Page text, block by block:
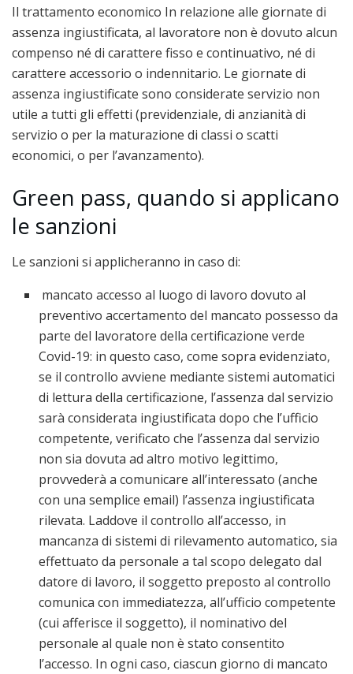
Il trattamento economico In relazione alle giornate di
assenza ingiustificata, al lavoratore non è dovuto alcun
compenso né di carattere fisso e continuativo, né di
carattere accessorio o indennitario. Le giornate di
assenza ingiustificate sono considerate servizio non
utile a tutti gli effetti (previdenziale, di anzianità di
servizio o per la maturazione di classi o scatti
economici, o per l’avanzamento).
Green pass, quando si applicano
le sanzioni
Le sanzioni si applicheranno in caso di:
mancato accesso al luogo di lavoro dovuto al
preventivo accertamento del mancato possesso da
parte del lavoratore della certificazione verde
Covid-19: in questo caso, come sopra evidenziato,
se il controllo avviene mediante sistemi automatici
di lettura della certificazione, l’assenza dal servizio
sarà considerata ingiustificata dopo che l’ufficio
competente, verificato che l’assenza dal servizio
non sia dovuta ad altro motivo legittimo,
provvederà a comunicare all’interessato (anche
con una semplice email) l’assenza ingiustificata
rilevata. Laddove il controllo all’accesso, in
mancanza di sistemi di rilevamento automatico, sia
effettuato da personale a tal scopo delegato dal
datore di lavoro, il soggetto preposto al controllo
comunica con immediatezza, all’ufficio competente
(cui afferisce il soggetto), il nominativo del
personale al quale non è stato consentito
l’accesso. In ogni caso, ciascun giorno di mancato